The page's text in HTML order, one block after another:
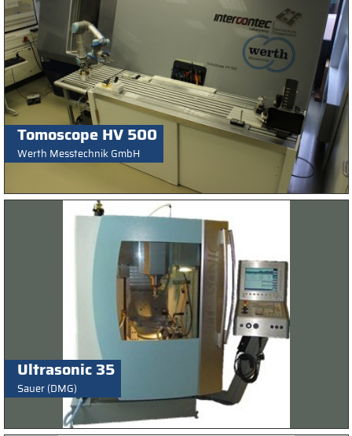
Tomoscope HV 500
Werth Messtechnik GmbH
Ultrasonic 35
Sauer (DMG)